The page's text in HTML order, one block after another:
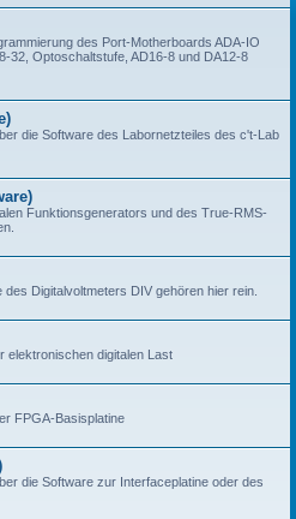
des Port-Motherboards ADA-IO
32, Optoschaltstufe, AD16-8 und DA12-8
die Software des Labornetzteiles des c't-Lab
Funktionsgenerators und des True-RMS-
Digitalvoltmeters DIV gehören hier rein.
elektronischen digitalen Last
FPGA-Basisplatine
die Software zur Interfaceplatine oder des